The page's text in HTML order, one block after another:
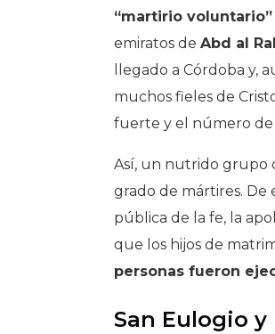
“martirio voluntario”
emiratos deAbd al
llegado a Córdoba y,
muchos fieles de
fuerte y el número de
Así, un nutrido grupo
grado de mártires. De
pública de la fe, la
que los hijos de
personas fueron
San Eulogio